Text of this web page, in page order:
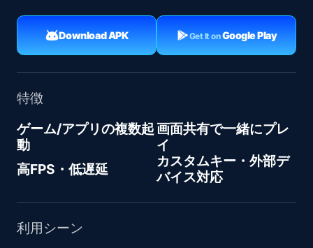
Download APK Get It onGoogle Play
特徴
ゲーム/アプリの複数起
動
画面共有で一緒にプレ
イ
高FPS・低遅延
カスタムキー・外部デ
バイス対応
利用シーン